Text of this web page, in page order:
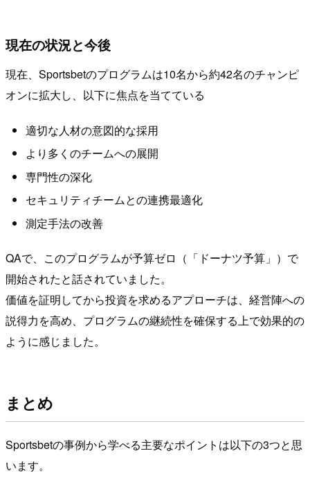
現在の状況と今後
現在、Sportsbetのプログラムは10名から約42名のチャンピ
オンに拡大し、以下に焦点を当てている
適切な人材の意図的な採用
より多くのチームへの展開
専門性の深化
セキュリティチームとの連携最適化
測定手法の改善
QAで、このプログラムが予算ゼロ（「ドーナツ予算」）で
開始されたと話されていました。
価値を証明してから投資を求めるアプローチは、経営陣への
説得力を高め、プログラムの継続性を確保する上で効果的の
ように感じました。
まとめ
Sportsbetの事例から学べる主要なポイントは以下の3つと思
います。